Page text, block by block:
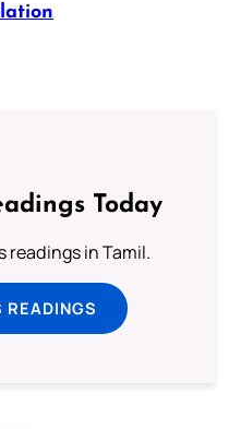
Today
readings in Tamil.
READINGS